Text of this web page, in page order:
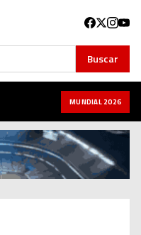
Buscar
MUNDIAL 2026